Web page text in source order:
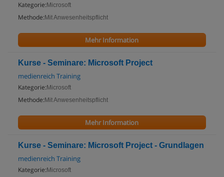
Kategorie: Microsoft
Methode: Mit Anwesenheitspflicht
Mehr Information
Kurse - Seminare: Microsoft Project
medienreich Training
Kategorie: Microsoft
Methode: Mit Anwesenheitspflicht
Mehr Information
Kurse - Seminare: Microsoft Project - Grundlagen
medienreich Training
Kategorie: Microsoft